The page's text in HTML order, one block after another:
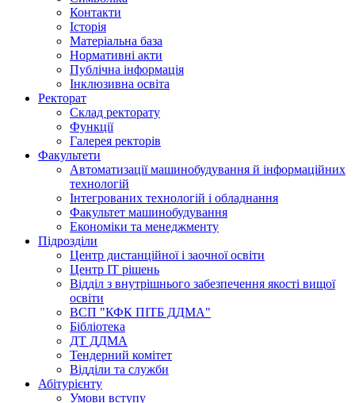
Контакти
Історія
Матеріальна база
Нормативні акти
Публічна інформація
Інклюзивна освіта
Ректорат
Склад ректорату
Функції
Галерея ректорів
Факультети
Автоматизації машинобудування й інформаційних
технологій
Інтегрованих технологій і обладнання
Факультет машинобудування
Економіки та менеджменту
Підрозділи
Центр дистанційної і заочної освіти
Центр ІТ рішень
Відділ з внутрішнього забезпечення якості вищої
освіти
ВСП "КФК ПІТБ ДДМА"
Бібліотека
ДТ ДДМА
Тендерний комітет
Відділи та служби
Абітурієнту
Умови вступу